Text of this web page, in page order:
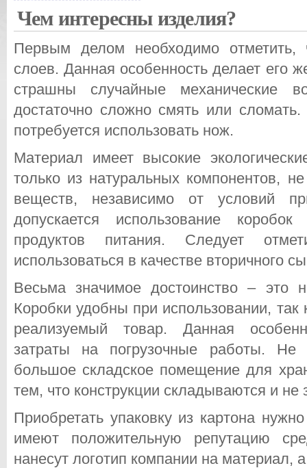
Чем интересны изделия?
Первым делом необходимо отметить,
слоев. Данная особенность делает его
страшны случайные механические
достаточно сложно смять или
потребуется использовать нож.
Материал имеет высокие
только из натуральных компонентов,
веществ, независимо от условий
допускается использование
продуктов питания. Следует
использоваться в качестве вторичного
Весьма значимое достоинство – это
Коробки удобны при использовании, так
реализуемый товар. Данная
затраты на погрузочные работы. Не
большое складское помещение для
тем, что конструкции складываются и
Приобретать упаковку из картона
имеют положительную репутацию
нанесут логотип компании на материал,